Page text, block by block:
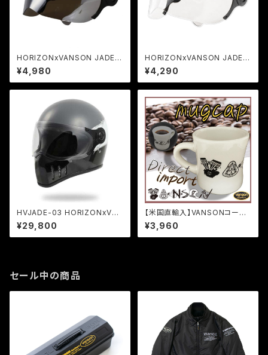
HORIZONxVANSON JADE専
用クロームシールド
¥4,980
HORIZONxVANSON JADE専
用クリアシールド
¥4,290
HVJADE-03 HORIZONxVAN
SON ヘルメット JADE Type3
¥29,800
【米国直輸入】VANSONコーヒ
ーマグカップ
¥3,960
セール中の商品